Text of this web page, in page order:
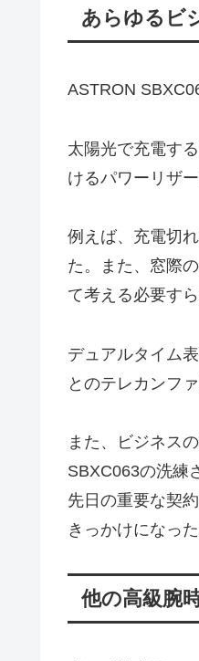
あらゆるビ
ASTRON
太陽光で充電す
けるパワーリザ
例えば、充電切
た。また、窓際
て考える必要す
デュアルタイム
とのテレカンフ
また、ビジネス
SBXC063の洗練
先日の重要な契
きっかけになっ
他の高級腕